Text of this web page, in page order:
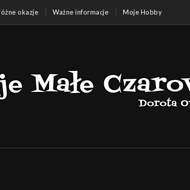
okazje Ważne informacje Moje Hobby